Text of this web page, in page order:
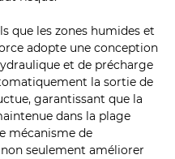
que les zones humides et
adopte une conception
et de précharge
la sortie de
garantissant que la
dans la plage
mécanisme de
seulement améliorer